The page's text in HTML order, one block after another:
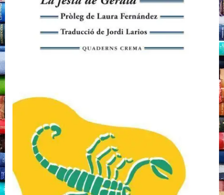
Coover,
Quaderns
Crema,